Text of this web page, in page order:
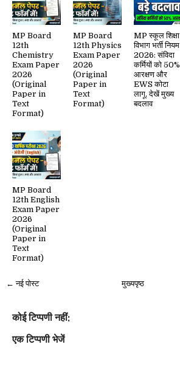
MP Board
12th
Chemistry
Exam Paper
2026
(Original
Paper in
Text
Format)
MP Board
12th Physics
Exam Paper
2026
(Original
Paper in
Text
Format)
MP स्कूल शिक्षा
विभाग भर्ती नियम
2026: संविदा
कर्मियों को 50%
आरक्षण और
EWS कोटा
लागू, देखें मुख्य
बदलाव
MP Board
12th English
Exam Paper
2026
(Original
Paper in
Text
Format)
← नई पोस्ट मुख्यपृष्ठ
कोई टिप्पणी नहीं:
एक टिप्पणी भेजें